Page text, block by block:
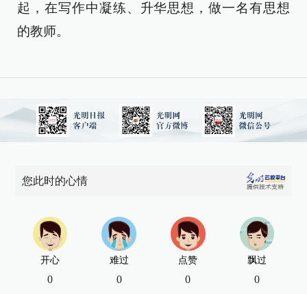
起，在写作中凝练、升华思想，做一名有思想
的教师。
您此时的心情
开心
0
难过
0
点赞
0
飘过
0